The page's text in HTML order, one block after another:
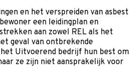
en het verspreiden van asbest
een leidingplan en
aan zowel REL als het
geval van ontbrekende
Uitvoerend bedrijf hun best om
ze zijn niet aansprakelijk voor